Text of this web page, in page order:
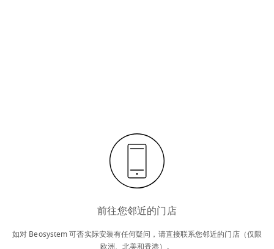
前往您邻近的门店
如对 Beosystem 可否实际安装有任何疑问，请直接联系您邻近的门店（仅限